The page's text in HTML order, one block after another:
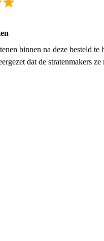
binnen na deze besteld
dat de stratenmakers